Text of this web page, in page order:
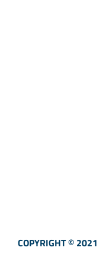
COPYRIGHT © 2021